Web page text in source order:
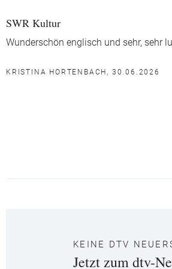
SWR Kultur
Wunderschön englisch und sehr, sehr
KRISTINA HORTENBACH, 30.06.2026
KEINE DTV
Jetzt zum dtv-